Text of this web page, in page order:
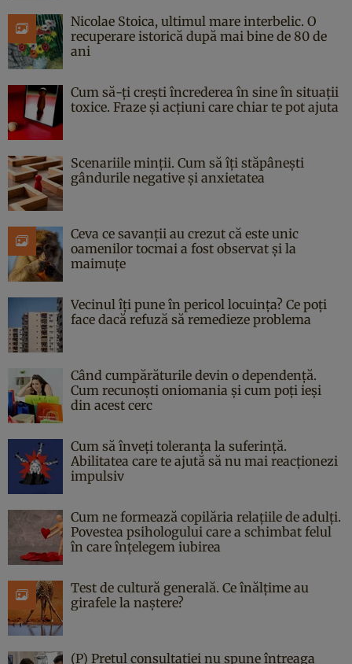
Nicolae Stoica, ultimul mare interbelic. O
recuperare istorică după mai bine de 80 de
ani
Cum să-ți crești încrederea în sine în situații
toxice. Fraze și acțiuni care chiar te pot ajuta
Scenariile minții. Cum să îți stăpânești
gândurile negative și anxietatea
Ceva ce savanții au crezut că este unic
oamenilor tocmai a fost observat și la
maimuțe
Vecinul îți pune în pericol locuința? Ce poți
face dacă refuză să remedieze problema
Când cumpărăturile devin o dependență.
Cum recunoști oniomania și cum poți ieși
din acest cerc
Cum să înveți toleranța la suferință.
Abilitatea care te ajută să nu mai reacționezi
impulsiv
Cum ne formează copilăria relațiile de adulți.
Povestea psihologului care a schimbat felul
în care înțelegem iubirea
Test de cultură generală. Ce înălțime au
girafele la naștere?
(P) Prețul consultației nu spune întreaga